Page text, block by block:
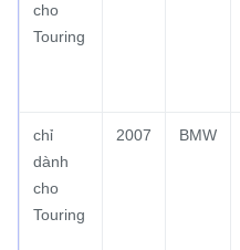
cho
Touring
chỉ
dành
cho
Touring
2007 BMW